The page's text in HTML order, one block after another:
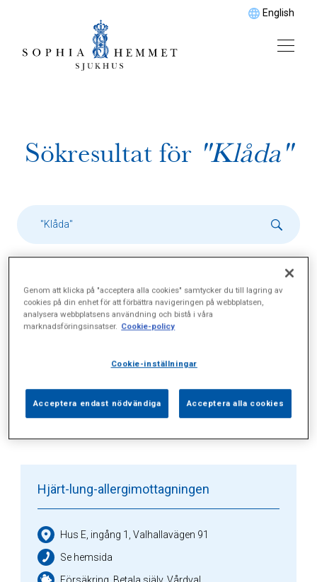
English
Sökresultat för "Klåda"
Alla (3) Vårdgivare (2) Specialister (0)
Vårdgivare
Hjärt-lung-allergimottagningen
Hus E, ingång 1, Valhallavägen 91
Se hemsida
Försäkring, Betala själv, Vårdval
Genom att klicka på "acceptera alla cookies" samtycker du till lagring av
cookies på din enhet för att förbättra navigeringen på webbplatsen,
analysera webbplatsens användning och bistå i våra
marknadsföringsinsatser. Cookie-policy
Cookie-inställningar
Acceptera endast nödvändiga Acceptera alla cookies